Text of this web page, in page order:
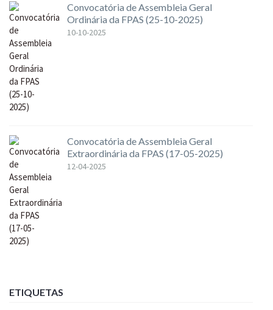
Convocatória de Assembleia Geral
Ordinária da FPAS (25-10-2025)
10-10-2025
Convocatória de Assembleia Geral
Extraordinária da FPAS (17-05-2025)
12-04-2025
ETIQUETAS